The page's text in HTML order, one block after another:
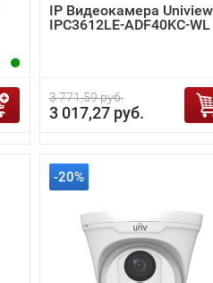
IP Видеокамера Uniview
IPC3612LE-ADF40KC-WL
3 771,59 руб.
3 017,27 руб.
-20%